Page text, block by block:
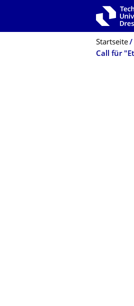
Zur Hauptnavigation springen
Startseite